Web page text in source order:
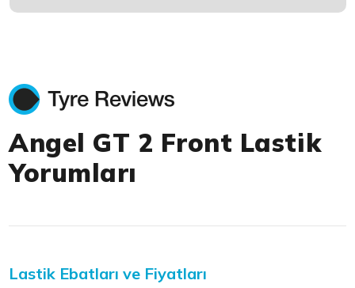
Angel GT 2 Front Lastik
Yorumları
Lastik Ebatları ve Fiyatları